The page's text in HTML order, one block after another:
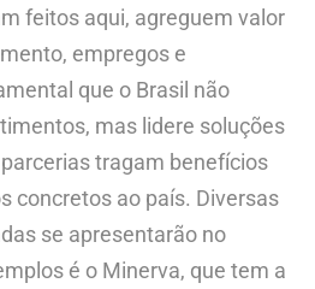
feitos aqui, agreguem valor
empregos e
que o Brasil não
mas lidere soluções
tragam benefícios
concretos ao país. Diversas
se apresentarão no
é o Minerva, que tem a